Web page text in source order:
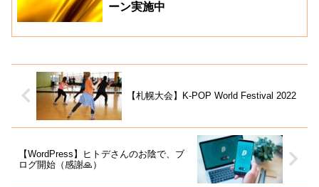
ーン実施中
【札幌大会】K-POP World Festival 2022
【WordPress】ヒトデさんのお陰で、ブ
ログ開始（感謝🙏）